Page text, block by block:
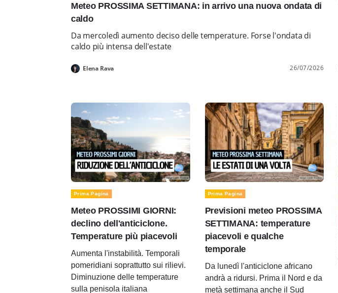
Meteo PROSSIMA SETTIMANA: in arrivo una nuova ondata di
caldo
Da mercoledì aumento deciso delle temperature. Forse l'ondata di
caldo più intensa dell'estate
Elena Rava 26/07/2026
Prima Pagina
Meteo PROSSIMI GIORNI:
declino dell'anticiclone.
Temperature più piacevoli
Aumenta l'instabilità. Temporali
pomeridiani soprattutto sui rilievi.
Diminuzione delle temperature
sulla penisola italiana
Prima Pagina
Previsioni meteo PROSSIMA
SETTIMANA: temperature
piacevoli e qualche
temporale
Da lunedì l'anticiclone africano
andrà a ridursi. Prima il Nord e da
metà settimana anche il Sud